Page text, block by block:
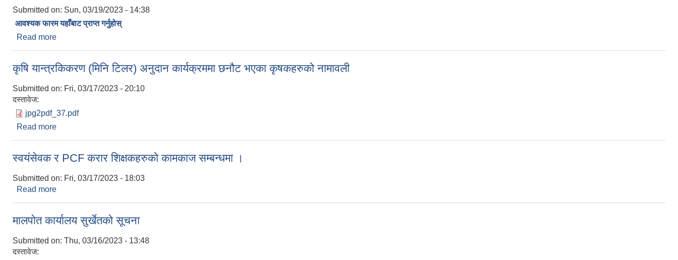
Submitted on: Sun, 03/19/2023 - 14:38
आवश्यक फारम यहाँबाट प्राप्त गर्नुहोस्
Read more
कृषि यान्त्रकिकरण (मिनि टिलर) अनुदान कार्यक्रममा छनौट भएका कृषकहरुको नामावली
Submitted on: Fri, 03/17/2023 - 20:10
दस्तावेज:
jpg2pdf_37.pdf
Read more
स्वयंसेवक र PCF करार शिक्षकहरुको कामकाज सम्बन्धमा ।
Submitted on: Fri, 03/17/2023 - 18:03
Read more
मालपोत कार्यालय सुर्खेतको सूचना
Submitted on: Thu, 03/16/2023 - 13:48
दस्तावेज: